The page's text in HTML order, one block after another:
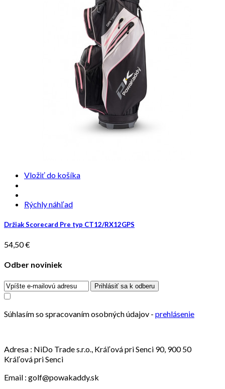
Vložiť do košíka
Rýchly náhľad
Držiak Scorecard Pre typ CT12/RX12GPS
54,50 €
Odber noviniek
Prihlásiť sa k odberu
Súhlasím so spracovaním osobných údajov - prehlásenie
Adresa : NiDo Trade s.r.o., Kráľová pri Senci 90, 900 50
Kráľová pri Senci
Email : golf@powakaddy.sk